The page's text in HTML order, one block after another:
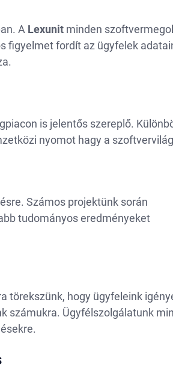
A Lexunitminden
figyelmet fordít az ügyfelek
is jelentős szereplő.
nyomot hagy a
Számos projektünk során
tudományos eredményeket
törekszünk, hogy ügyfeleink
számukra. Ügyfélszolgálatunk